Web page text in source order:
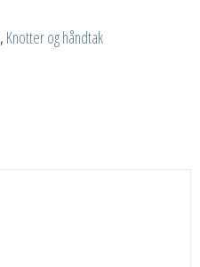
, Knotter og håndtak